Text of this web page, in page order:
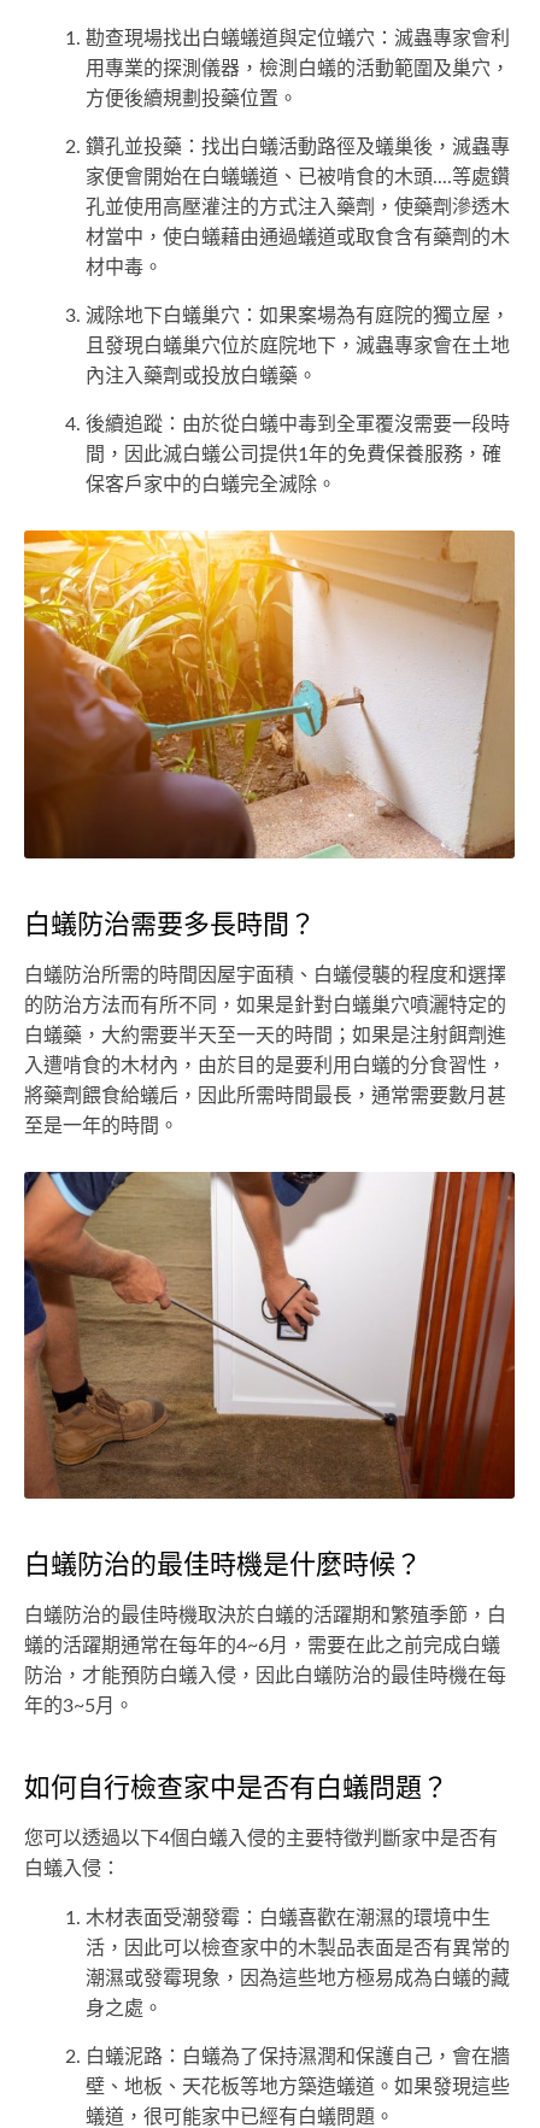
勘查現場找出白蟻蟻道與定位蟻穴：滅蟲專家會利
用專業的探測儀器，檢測白蟻的活動範圍及巢穴，
方便後續規劃投藥位置。
鑽孔並投藥：找出白蟻活動路徑及蟻巢後，滅蟲專
家便會開始在白蟻蟻道、已被啃食的木頭....等處鑽
孔並使用高壓灌注的方式注入藥劑，使藥劑滲透木
材當中，使白蟻藉由通過蟻道或取食含有藥劑的木
材中毒。
滅除地下白蟻巢穴：如果案場為有庭院的獨立屋，
且發現白蟻巢穴位於庭院地下，滅蟲專家會在土地
內注入藥劑或投放白蟻藥。
後續追蹤：由於從白蟻中毒到全軍覆沒需要一段時
間，因此滅白蟻公司提供1年的免費保養服務，確
保客戶家中的白蟻完全滅除。
白蟻防治需要多長時間？
白蟻防治所需的時間因屋宇面積、白蟻侵襲的程度和選擇
的防治方法而有所不同，如果是針對白蟻巢穴噴灑特定的
白蟻藥，大約需要半天至一天的時間；如果是注射餌劑進
入遭啃食的木材內，由於目的是要利用白蟻的分食習性，
將藥劑餵食給蟻后，因此所需時間最長，通常需要數月甚
至是一年的時間。
白蟻防治的最佳時機是什麼時候？
白蟻防治的最佳時機取決於白蟻的活躍期和繁殖季節，白
蟻的活躍期通常在每年的4~6月，需要在此之前完成白蟻
防治，才能預防白蟻入侵，因此白蟻防治的最佳時機在每
年的3~5月。
如何自行檢查家中是否有白蟻問題？
您可以透過以下4個白蟻入侵的主要特徵判斷家中是否有
白蟻入侵：
木材表面受潮發霉：白蟻喜歡在潮濕的環境中生
活，因此可以檢查家中的木製品表面是否有異常的
潮濕或發霉現象，因為這些地方極易成為白蟻的藏
身之處。
白蟻泥路：白蟻為了保持濕潤和保護自己，會在牆
壁、地板、天花板等地方築造蟻道。如果發現這些
蟻道，很可能家中已經有白蟻問題。